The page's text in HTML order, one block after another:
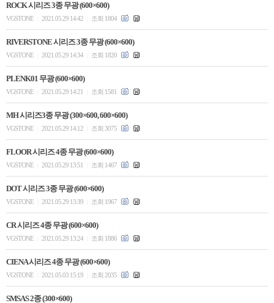
ROCK 시리즈 3종 무광 (600×600)
VGSTONE 2021.05.29 14:42 조회 1804
RIVERSTONE 시리즈 3종 무광 (600×600)
VGSTONE 2021.05.29 14:34 조회 1820
PLENK01 무광 (600×600)
VGSTONE 2021.05.29 14:21 조회 1581
MH 시리즈3종 무광 (300×600, 600×600)
VGSTONE 2021.05.29 14:12 조회 3075
FLOOR 시리즈 4종 무광 (600×600)
VGSTONE 2021.05.29 13:51 조회 1467
DOT 시리즈 3종 무광 (600×600)
VGSTONE 2021.05.29 13:39 조회 1967
CR 시리즈 4종 무광 (600×600)
VGSTONE 2021.05.29 13:24 조회 1886
CIENA 시리즈 4종 무광 (600×600)
VGSTONE 2021.05.03 15:19 조회 2035
SMSAS 2종 (300×600)